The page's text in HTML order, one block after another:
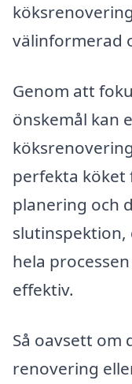
välinformerad
Genom att
önskemål kan
perfekta köket
planering och
slutinspektion,
hela
effektiv.
Så oavsett om
renovering